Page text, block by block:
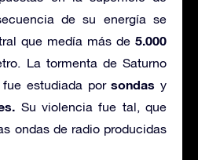
de su energía se
que medía más de 5.000
La tormenta de Saturno
estudiada porsondas y
Su violencia fue tal, que
ondas de radio producidas